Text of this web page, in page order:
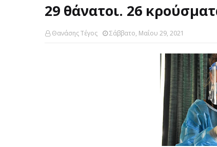
29 θάνατοι. 26
Θανάσης Τέγος Σάββατο, Μαΐου 29, 2021